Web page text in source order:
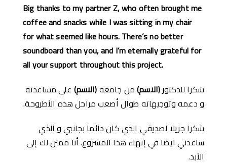
Big thanks to my partner Z, who often brought me
coffee and snacks while I was sitting in my chair
for what seemed like hours. There’s no better
soundboard than you, and I’m eternally grateful for
all your support throughout this project.
شكرا للدكتور(الاسم)من جامعة(الاسم) على مساعدته
و دعمه وتوجيهاته طوال أصعب مراحل هذه الأطروحة.
شكرا جزيلا لصديقي الذي كان دائما بجانبي و الذي
ساعدني ايضا في إنهاء هذا المشروع. أنا ممتن لك إلى
الأبد.